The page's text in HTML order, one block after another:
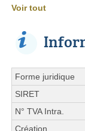
Voir tout
Forme juridique
SIRET
N° TVA Intra.
Création